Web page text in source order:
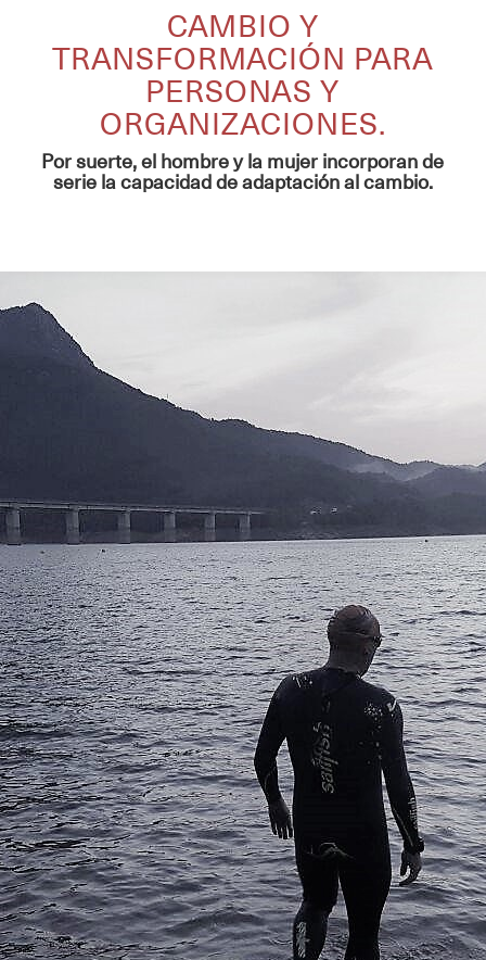
CAMBIO Y
TRANSFORMACIÓN PARA
PERSONAS Y
ORGANIZACIONES.
Por suerte, el hombre y la mujer incorporan de
serie la capacidad de adaptación al cambio.